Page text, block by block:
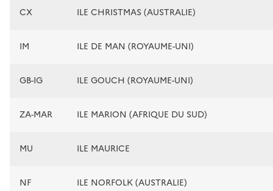
CX ILE CHRISTMAS (AUSTRALIE)
IM ILE DE MAN (ROYAUME-UNI)
GB-IG ILE GOUCH (ROYAUME-UNI)
ZA-MAR ILE MARION (AFRIQUE DU SUD)
MU ILE MAURICE
NF ILE NORFOLK (AUSTRALIE)